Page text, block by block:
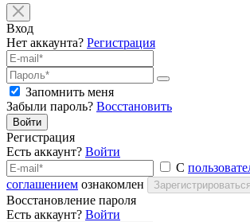
Вход
Нет аккаунта? Регистрация
Запомнить меня
Забыли пароль? Восстановить
Войти
Регистрация
Есть аккаунт? Войти
С
соглашением ознакомлен Зарегистрироваться
Восстановление пароля
Есть аккаунт? Войти